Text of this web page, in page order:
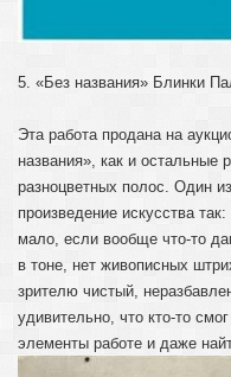
5. «Без названия» Блинки
Эта работа продана на
названия», как и остальные
разноцветных полос. Один
произведение искусства
мало, если вообще что-то
в тоне, нет живописных
зрителю чистый,
удивительно, что кто-то
элементы работе и даже